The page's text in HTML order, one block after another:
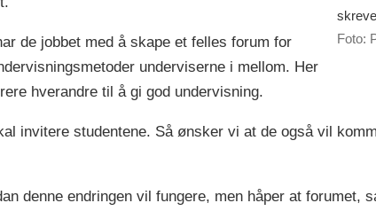
Foto:
de jobbet med å skape et felles forum for
underviserne i mellom. Her
hverandre til å gi god undervisning.
invitere studentene. Så ønsker vi at de også vil
denne endringen vil fungere, men håper at forumet,